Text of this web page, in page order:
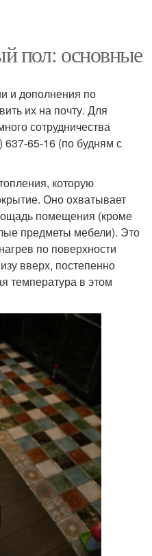
пол: основные
и дополнения по
их на почту. Для
сотрудничества
637-65-16 (по будням с
которую
Оно охватывает
помещения (кроме
предметы мебели). Это
по поверхности
вверх, постепенно
температура в этом